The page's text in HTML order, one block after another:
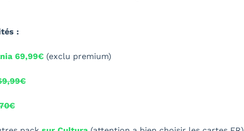
:
69,99€ (exclu premium)